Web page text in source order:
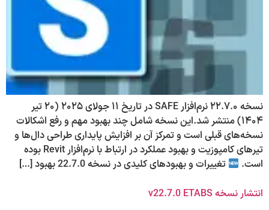
نسخه ۲۲.۷.۰ نرم‌افزار SAFE در تاریخ ۱۱ جولای ۲۰۲۵ (۲۰ تیر
۱۴۰۴) منتشر شد.این نسخه شامل چند بهبود مهم و رفع اشکالات
نسخه‌های قبلی است و تمرکز آن بر افزایش پایداری طراحی دال‌ها و
تیرهای کامپوزیت و بهبود عملکرد در ارتباط با نرم‌افزار Revit بوده
است.
تغییرات و بهبودهای کلیدی در نسخه 22.7.0 بهبود […]
انتشار نسخه v22.7.0 ETABS